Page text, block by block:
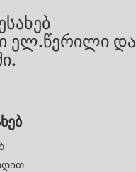
ელ.წერილი და